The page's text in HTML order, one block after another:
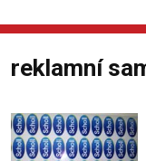
reklamní